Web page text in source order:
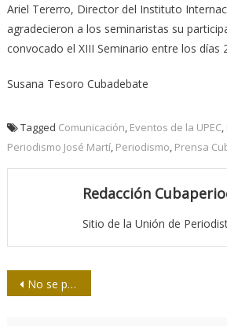
Ariel Tererro, Director del Instituto
agradecieron a los seminaristas su
convocado el XIII Seminario entre los días
Susana Tesoro Cubadebate
Tagged Comunicación, Eventos de la UPEC,
Periodismo José Martí, Periodismo, Prensa
Redacción
Sitio de la Unión de
Navegación
No se puede desarrollar la conciencia si no hay comunicación